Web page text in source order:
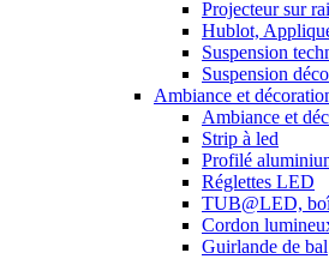
Projecteur sur
Hublot,
Suspension
Suspension
Ambiance et
Ambiance et
Strip à led
Profilé
Réglettes LED
TUB@LED,
Cordon
Guirlande de bal